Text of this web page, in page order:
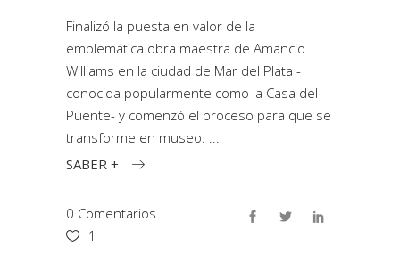
Finalizó la puesta en valor de la
emblemática obra maestra de Amancio
Williams en la ciudad de Mar del Plata -
conocida popularmente como la Casa del
Puente- y comenzó el proceso para que se
transforme en museo.
SABER +
0 Comentarios
1